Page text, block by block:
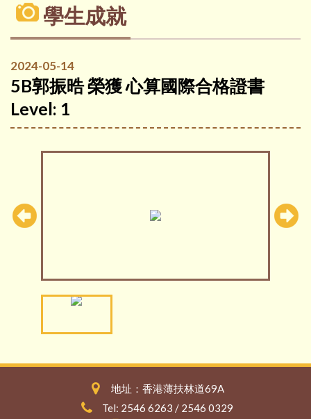
學生成就
2024-05-14
5B郭振晧 榮獲 心算國際合格證書
Level: 1
地址：香港薄扶林道69A
Tel: 2546 6263 / 2546 0329